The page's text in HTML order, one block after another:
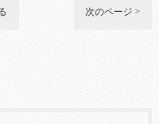
次のページ >